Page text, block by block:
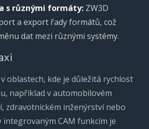
s různými formáty: ZW3D
a export řady formátů, což
dat mezi různými systémy.
oblastech, kde je důležitá rychlost
například v automobilovém
zdravotnickém inženýrství nebo
CAM funkcím je